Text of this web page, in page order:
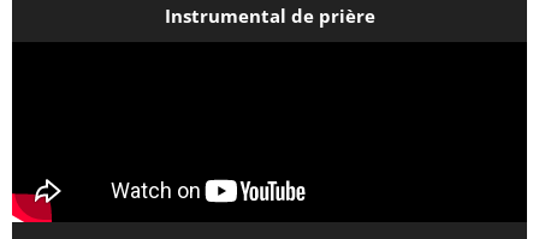
Instrumental de prière